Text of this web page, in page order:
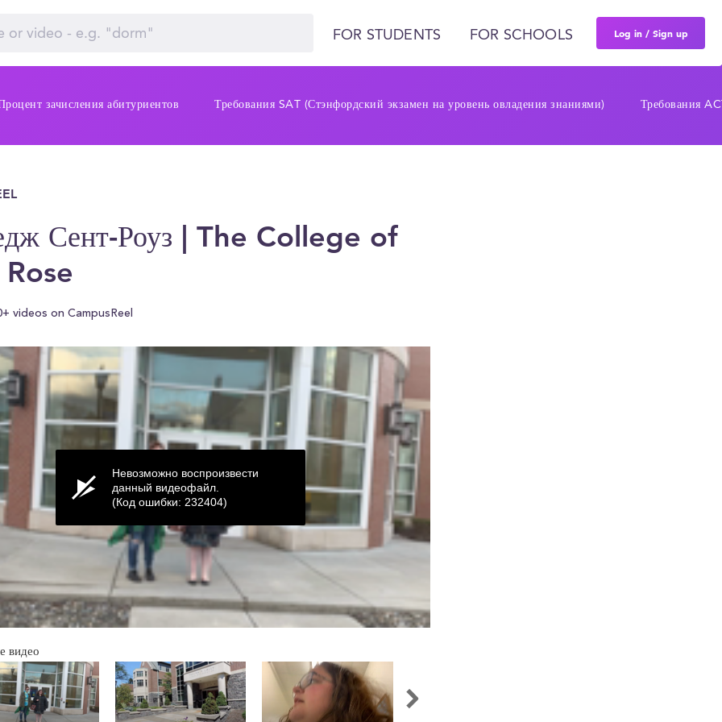
FOR STUDENTS FOR SCHOOLS Log in / Sign up
зачисления абитуриентов Требования SAT (Стэнфордский экзамен на уровень овладения знаниями) Требования
Сент-Роуз | The College of
videos on CampusReel
Невозможно воспроизвести
данный видеофайл.
(Код ошибки: 232404)
видео